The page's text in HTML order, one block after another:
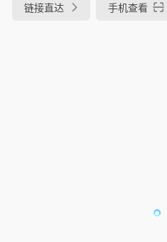
链接直达 手机查看